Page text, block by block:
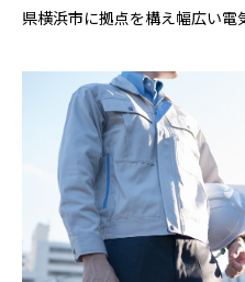
県横浜市に拠点を構え幅広い電